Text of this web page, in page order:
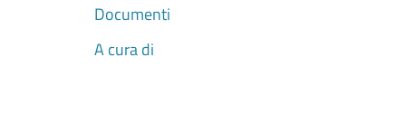
Documenti
A cura di